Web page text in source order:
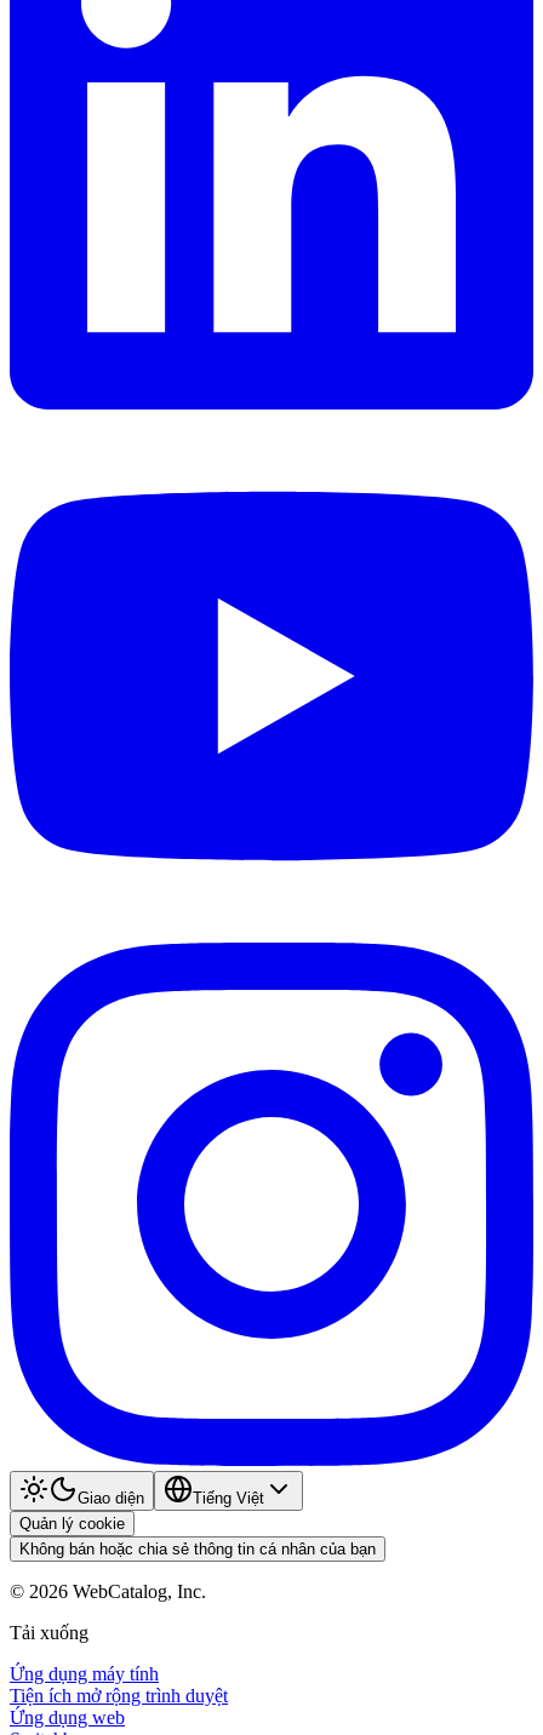
Giao diện
Tiếng Việt
Quản lý cookie
Không bán hoặc chia sẻ thông tin cá nhân của bạn
© 2026 WebCatalog, Inc.
Tải xuống
Ứng dụng máy tính
Tiện ích mở rộng trình duyệt
Ứng dụng web